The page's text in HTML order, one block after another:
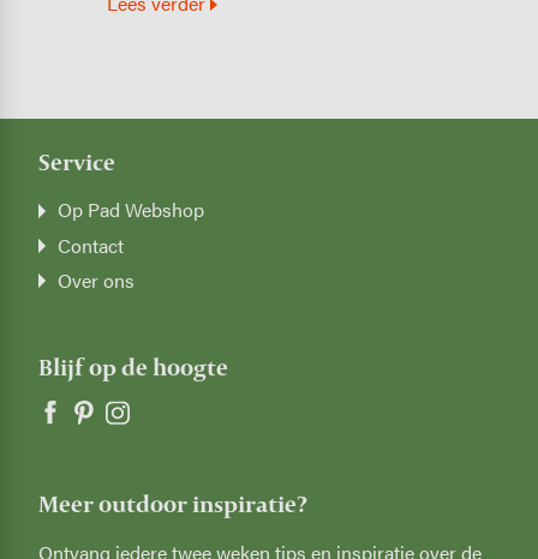
Service
Op Pad Webshop
Contact
Over ons
Blijf op de hoogte
Meer outdoor inspiratie?
Ontvang iedere twee weken tips en inspiratie over de